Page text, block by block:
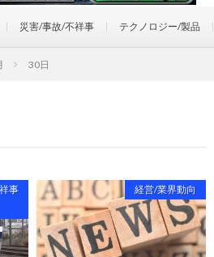
災害/事故/不祥事 テクノロジー/製品
30日
事
経営/業界動向